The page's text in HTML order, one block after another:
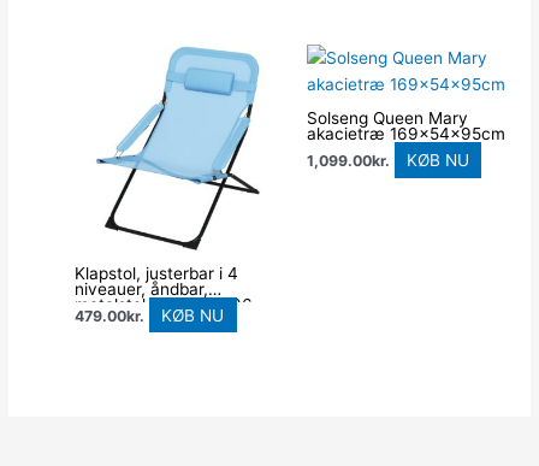
Klapstol, justerbar i 4
niveauer, åndbar,
metalstel, 69 x 91 x 96
cm, sort/blå
479.00kr. KØB NU
Solseng Queen Mary
akacietræ 169x54x95cm
1,099.00kr. KØB NU